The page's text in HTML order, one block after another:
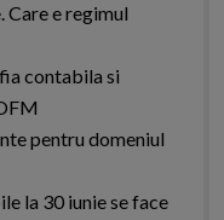
e regimul
contabila si
pentru domeniul
la 30 iunie se face